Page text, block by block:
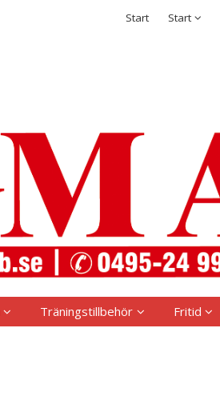
Start Start
Remember me
Forgot your password?
Create new account
Träningstillbehör Fritid